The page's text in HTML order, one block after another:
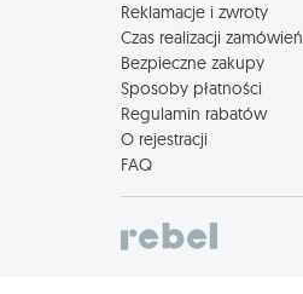
Reklamacje i zwroty
Czas realizacji zamówień
Bezpieczne zakupy
Sposoby płatności
Regulamin rabatów
O rejestracji
FAQ